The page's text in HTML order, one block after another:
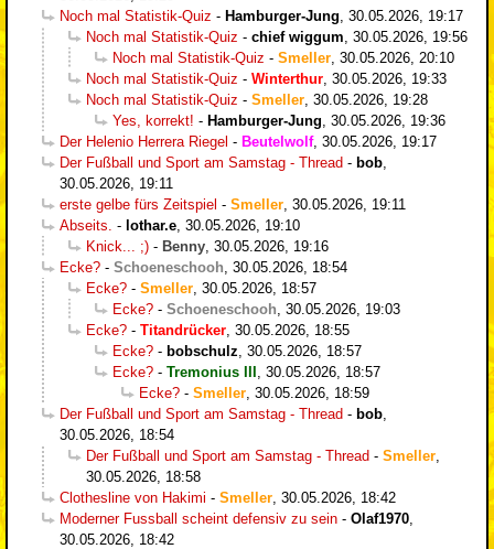
Noch mal Statistik-Quiz - Hamburger-Jung 30.05.2026, 19:17
Noch mal Statistik-Quiz - chief wiggum 30.05.2026, 19:56
Noch mal Statistik-Quiz - Smeller 30.05.2026, 20:10
Noch mal Statistik-Quiz - Winterthur 30.05.2026, 19:33
Noch mal Statistik-Quiz - Smeller 30.05.2026, 19:28
Yes, korrekt! - Hamburger-Jung 30.05.2026, 19:36
Der Helenio Herrera Riegel - Beutelwolf, 30.05.2026, 19:17
Der Fußball und Sport am Samstag - Thread - bob
30.05.2026, 19:11
erste gelbe fürs Zeitspiel - Smeller 30.05.2026, 19:11
Abseits. - lothar.e 30.05.2026, 19:10
Knick... ;) - Benny 30.05.2026, 19:16
Ecke? - Schoeneschooh 30.05.2026, 18:54
Ecke? - Smeller 30.05.2026, 18:57
Ecke? - Schoeneschooh 30.05.2026, 19:03
Ecke? - Titandrücker 30.05.2026, 18:55
Ecke? - bobschulz 30.05.2026, 18:57
Ecke? - Tremonius III
30.05.2026, 18:57
Ecke? - Smeller 30.05.2026, 18:59
Der Fußball und Sport am Samstag - Thread - bob
30.05.2026, 18:54
Der Fußball und Sport am Samstag - Thread - Smeller
30.05.2026, 18:58
Clothesline von Hakimi - Smeller 30.05.2026, 18:42
Moderner Fussball scheint defensiv zu sein - Olaf1970
30.05.2026, 18:42